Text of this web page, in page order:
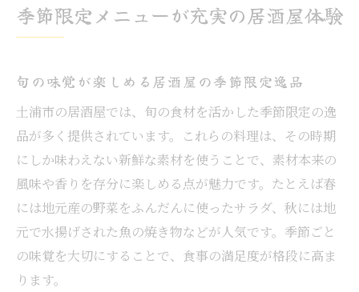
季節限定メニューが充実の居酒屋体験
旬の味覚が楽しめる居酒屋の季節限定逸品
土浦市の居酒屋では、旬の食材を活かした季節限定の逸
品が多く提供されています。これらの料理は、その時期
にしか味わえない新鮮な素材を使うことで、素材本来の
風味や香りを存分に楽しめる点が魅力です。たとえば春
には地元産の野菜をふんだんに使ったサラダ、秋には地
元で水揚げされた魚の焼き物などが人気です。季節ごと
の味覚を大切にすることで、食事の満足度が格段に高ま
ります。